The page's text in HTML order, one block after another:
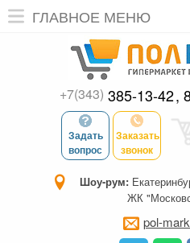
ГЛАВНОЕ МЕНЮ
+7(343) 385-13-42
Задать
вопрос
Заказать
звонок
Шоу-рум:
ЖК
pol-